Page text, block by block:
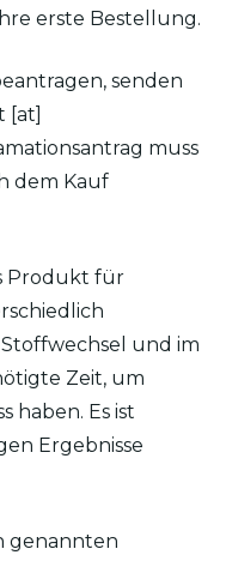
erste Bestellung.
senden
[at]
muss
dem Kauf
Produkt für
und im
Zeit, um
haben. Es ist
Ergebnisse
genannten